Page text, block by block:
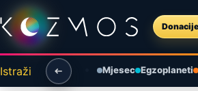
Preskoči na sadržaj
Istraži Mjesec Egzoplaneti